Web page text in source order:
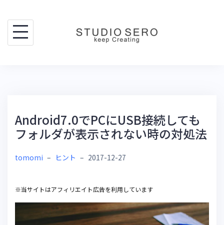
content
Android7.0でPCにUSB接続しても
フォルダが表示されない時の対処法
tomomi – ヒント – 2017-12-27
※当サイトはアフィリエイト広告を利用しています